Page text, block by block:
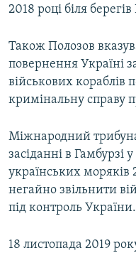
2018 році біля
Також Полозов
повернення Україні
військових
кримінальну справу
Міжнародний
засіданні в Гамбурзі
українських моряків
негайно звільнити
під контроль України.
18 листопада 2019